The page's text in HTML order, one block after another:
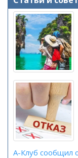
А-Клуб сообщил